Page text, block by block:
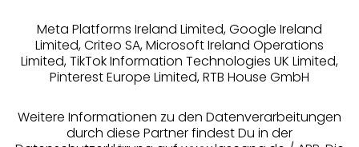
Alle Preise inkl. MwSt., zzgl.
Versandkosten
Meta Platforms Ireland Limited, Google Ireland
Limited, Criteo SA, Microsoft Ireland Operations
Limited, TikTok Information Technologies UK Limited,
Pinterest Europe Limited, RTB House GmbH
Weitere Informationen zu den Datenverarbeitungen
durch diese Partner findest Du in der